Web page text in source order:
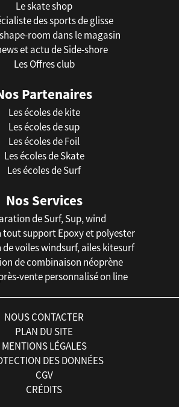
Le skate shop
des sports de glisse
room dans le magasin
et actu de Side-shore
Les Offres club
Partenaires
Les écoles de kite
Les écoles de sup
Les écoles de Foil
Les écoles de Skate
Les écoles de Surf
Nos Services
de Surf, Sup, wind
tout support Epoxy et polyester
voiles windsurf, ailes kitesurf
de combinaison néoprène
vente personnalisé on line
NOUS CONTACTER
PLAN DU SITE
MENTIONS LÉGALES
DES DONNÉES
CGV
CRÉDITS